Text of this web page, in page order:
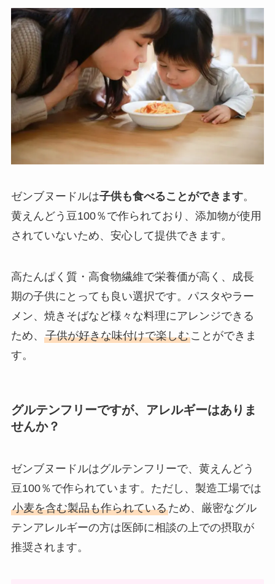
ゼンブヌードルは子供も食べることができます。
黄えんどう豆100％で作られており、添加物が使用
されていないため、安心して提供できます。
高たんぱく質・高食物繊維で栄養価が高く、成長
期の子供にとっても良い選択です。パスタやラー
メン、焼きそばなど様々な料理にアレンジできる
ため、 子供が好きな味付けで楽しむことができま
す。
グルテンフリーですが、アレルギーはありま
せんか？
ゼンブヌードルはグルテンフリーで、黄えんどう
豆100％で作られています。ただし、製造工場では
小麦を含む製品も作られているため、厳密なグル
テンアレルギーの方は医師に相談の上での摂取が
推奨されます。